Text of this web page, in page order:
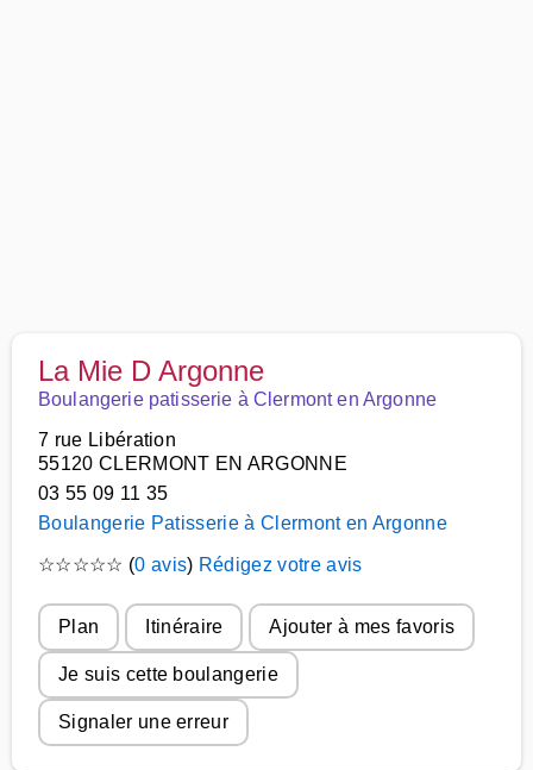
La Mie D Argonne
Boulangerie patisserie à Clermont en Argonne
7 rue Libération
55120 CLERMONT EN ARGONNE
03 55 09 11 35
Boulangerie Patisserie à Clermont en Argonne
☆☆☆☆☆ (0 avis) Rédigez votre avis
Plan Itinéraire Ajouter à mes favoris
Je suis cette boulangerie
Signaler une erreur